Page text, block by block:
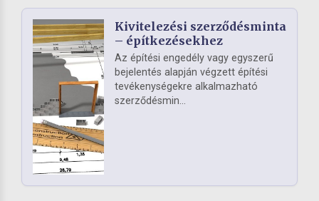
Kivitelezési szerződésminta
– építkezésekhez
Az építési engedély vagy egyszerű
bejelentés alapján végzett építési
tevékenységekre alkalmazható
szerződésmin...